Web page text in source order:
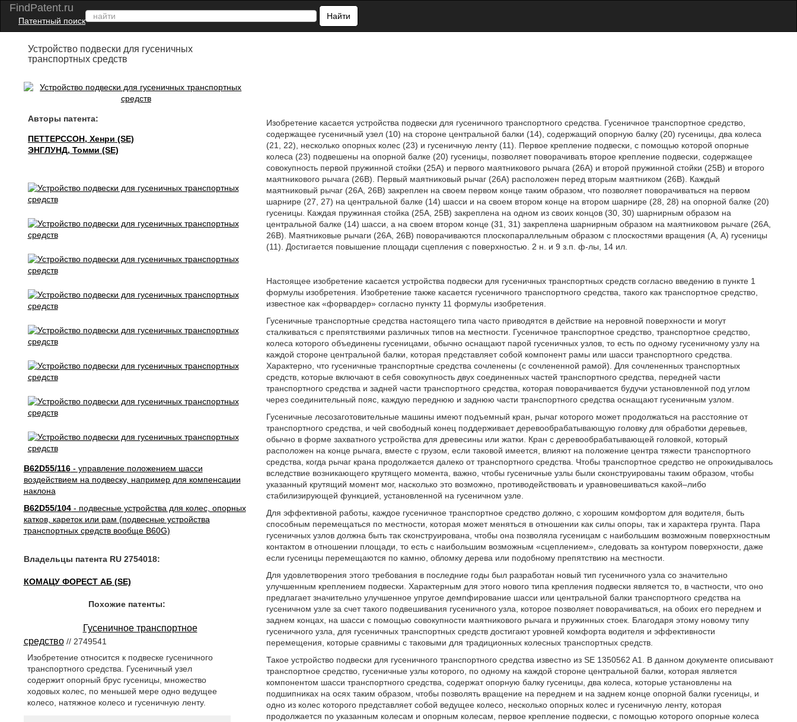
FindPatent.ru
Патентный поиск
Найти
Устройство подвески для гусеничных
транспортных средств
Авторы патента:
ПЕТТЕРССОН, Хенри (SE)
ЭНГЛУНД, Томми (SE)
B62D55/116- управление положением шасси
воздействием на подвеску, например для компенсации
наклона
B62D55/104- подвесные устройства для колес, опорных
катков, кареток или рам (подвесные устройства
транспортных средств вообще B60G)
Владельцы патента RU 2754018:
КОМАЦУ ФОРЕСТ АБ (SE)
Изобретение касается устройства подвески для гусеничного транспортного средства. Гусеничное транспортное средство,
содержащее гусеничный узел (10) на стороне центральной балки (14), содержащий опорную балку (20) гусеницы, два колеса
(21, 22), несколько опорных колес (23) и гусеничную ленту (11). Первое крепление подвески, с помощью которой опорные
колеса (23) подвешены на опорной балке (20) гусеницы, позволяет поворачивать второе крепление подвески, содержащее
совокупность первой пружинной стойки (25A) и первого маятникового рычага (26A) и второй пружинной стойки (25B) и второго
маятникового рычага (26B). Первый маятниковый рычаг (26А) расположен перед вторым маятником (26В). Каждый
маятниковый рычаг (26А, 26В) закреплен на своем первом конце таким образом, что позволяет поворачиваться на первом
шарнире (27, 27) на центральной балке (14) шасси и на своем втором конце на втором шарнире (28, 28) на опорной балке (20)
гусеницы. Каждая пружинная стойка (25A, 25B) закреплена на одном из своих концов (30, 30) шарнирным образом на
центральной балке (14) шасси, а на своем втором конце (31, 31) закреплена шарнирным образом на маятниковом рычаге (26А,
26В). Маятниковые рычаги (26А, 26В) поворачиваются плоскопараллельным образом с плоскостями вращения (А, А) гусеницы
(11). Достигается повышение площади сцепления с поверхностью. 2 н. и 9 з.п. ф-лы, 14 ил.
Настоящее изобретение касается устройства подвески для гусеничных транспортных средств согласно введению в пункте 1
формулы изобретения. Изобретение также касается гусеничного транспортного средства, такого как транспортное средство,
известное как «форвардер» согласно пункту 11 формулы изобретения.
Гусеничные транспортные средства настоящего типа часто приводятся в действие на неровной поверхности и могут
сталкиваться с препятствиями различных типов на местности. Гусеничное транспортное средство, транспортное средство,
колеса которого объединены гусеницами, обычно оснащают парой гусеничных узлов, то есть по одному гусеничному узлу на
каждой стороне центральной балки, которая представляет собой компонент рамы или шасси транспортного средства.
Характерно, что гусеничные транспортные средства сочленены (с сочлененной рамой). Для сочлененных транспортных
средств, которые включают в себя совокупность двух соединенных частей транспортного средства, передней части
транспортного средства и задней части транспортного средства, которая поворачивается будучи установленной под углом
через соединительный пояс, каждую переднюю и заднюю части транспортного средства оснащают гусеничным узлом.
Гусеничные лесозаготовительные машины имеют подъемный кран, рычаг которого может продолжаться на расстояние от
транспортного средства, и чей свободный конец поддерживает деревообрабатывающую головку для обработки деревьев,
обычно в форме захватного устройства для древесины или жатки. Кран с деревообрабатывающей головкой, который
расположен на конце рычага, вместе с грузом, если таковой имеется, влияют на положение центра тяжести транспортного
средства, когда рычаг крана продолжается далеко от транспортного средства. Чтобы транспортное средство не опрокидывалось
вследствие возникающего крутящего момента, важно, чтобы гусеничные узлы были сконструированы таким образом, чтобы
указанный крутящий момент мог, насколько это возможно, противодействовать и уравновешиваться какой–либо
стабилизирующей функцией, установленной на гусеничном узле.
Для эффективной работы, каждое гусеничное транспортное средство должно, с хорошим комфортом для водителя, быть
способным перемещаться по местности, которая может меняться в отношении как силы опоры, так и характера грунта. Пара
гусеничных узлов должна быть так сконструирована, чтобы она позволяла гусеницам с наибольшим возможным поверхностным
контактом в отношении площади, то есть с наибольшим возможным «сцеплением», следовать за контуром поверхности, даже
если гусеницы перемещаются по камню, обломку дерева или подобному препятствию на местности.
Для удовлетворения этого требования в последние годы был разработан новый тип гусеничного узла со значительно
улучшенным креплением подвески. Характерным для этого нового типа крепления подвески является то, в частности, что оно
предлагает значительно улучшенное упругое демпфирование шасси или центральной балки транспортного средства на
гусеничном узле за счет такого подвешивания гусеничного узла, которое позволяет поворачиваться, на обоих его переднем и
заднем концах, на шасси с помощью совокупности маятникового рычага и пружинных стоек. Благодаря этому новому типу
гусеничного узла, для гусеничных транспортных средств достигают уровней комфорта водителя и эффективности
перемещения, которые сравнимы с таковыми для традиционных колесных транспортных средств.
Такое устройство подвески для гусеничного транспортного средства известно из SE 1350562 A1. В данном документе описывают
транспортное средство, гусеничные узлы которого, по одному на каждой стороне центральной балки, которая является
компонентом шасси транспортного средства, содержат опорную балку гусеницы, два колеса, которые установлены на
подшипниках на осях таким образом, чтобы позволять вращение на переднем и на заднем конце опорной балки гусеницы, и
одно из колес которого представляет собой ведущее колесо, несколько опорных колес и гусеничную ленту, которая
продолжается по указанным колесам и опорным колесам, первое крепление подвески, с помощью которого опорные колеса
Похожие патенты:
Гусеничное транспортное
средство// 2749541
Изобретение относится к подвеске гусеничного
транспортного средства. Гусеничный узел
содержит опорный брус гусеницы, множество
ходовых колес, по меньшей мере одно ведущее
колесо, натяжное колесо и гусеничную ленту.